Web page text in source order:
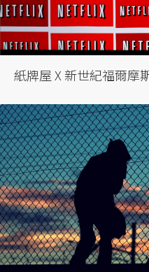
紙牌屋 X 新世紀福爾摩